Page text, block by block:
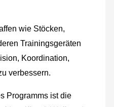
wie Stöcken,
Trainingsgeräten
Koordination,
verbessern.
Programms ist die